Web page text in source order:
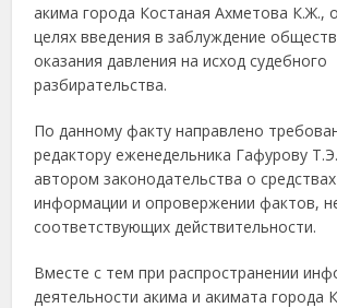
акима города Костаная Ахметова К.Ж.,
целях введения в заблуждение
оказания давления на исход судебного
разбирательства.
По данному факту направлено
редактору еженедельника Гафурову
автором законодательства о
информации и опровержении фактов,
соответствующих действительности.
Вместе с тем при распространении
деятельности акима и акимата города